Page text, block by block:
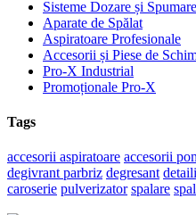
Sisteme Dozare și Spumare
Aparate de Spălat
Aspiratoare Profesionale
Accesorii și Piese de
Pro-X Industrial
Promoționale Pro-X
Tags
accesorii aspiratoare accesorii
degivrant parbriz degresant
caroserie pulverizator spalare